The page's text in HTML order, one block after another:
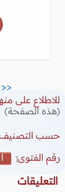
<<
للاطلاع على
(هذه الصفحة)
حسب
رقم الفتوى[
التعليقات